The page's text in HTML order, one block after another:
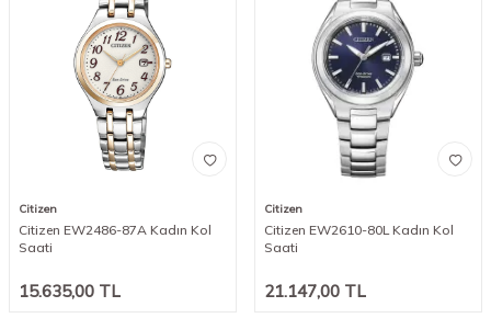
Citizen
Citizen EW2486-87A Kadın Kol
Saati
15.635,00 TL
Citizen
Citizen EW2610-80L Kadın Kol
Saati
21.147,00 TL